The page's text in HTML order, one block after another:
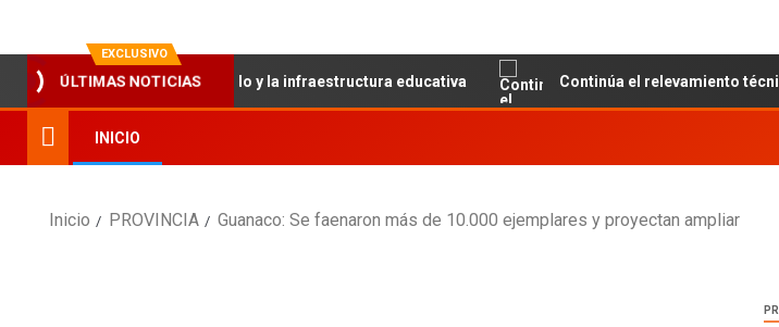
EXCLUSIVO
ÚLTIMAS NOTICIAS
el trabajo articulado y la infraestructura educativa Continúa el relevamiento técnico en
INICIO
Inicio PROVINCIA Guanaco: Se faenaron más de 10.000 ejemplares y proyectan ampliar